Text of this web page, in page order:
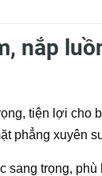
nắp
tiện lợi cho
phẳng xuyên
sang trọng,